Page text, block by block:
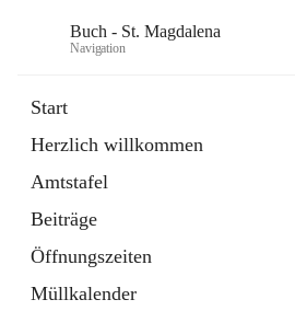
Buch - St. Magdalena
Navigation
Start
Herzlich willkommen
Amtstafel
Beiträge
Öffnungszeiten
Müllkalender